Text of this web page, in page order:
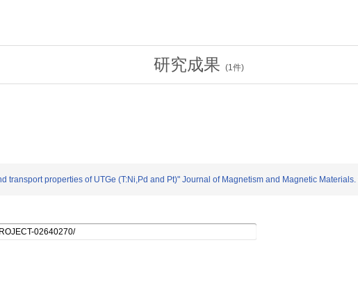
研究成果 (1件)
transport properties of UTGe (T:Ni,Pd and Pt)" Journal of Magnetism and Magnetic